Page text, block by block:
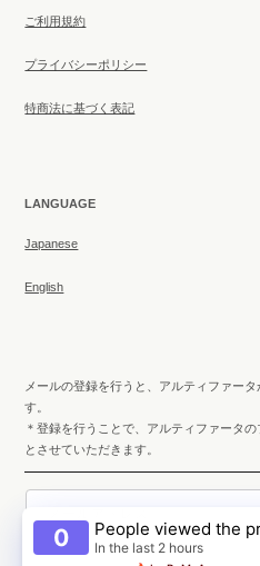
ご利用規約
プライバシーポリシー
特商法に基づく表記
LANGUAGE
Japanese
English
メールの登録を行うと、アルティファー
す。
＊登録を行うことで、アルティファータの
とさせていただきます。
0 People viewed the
In the last 2 hours